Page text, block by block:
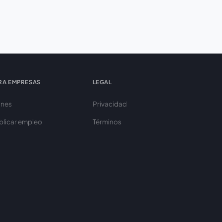
EMPRESAS
empleo
LEGAL
Privacidad
Términos